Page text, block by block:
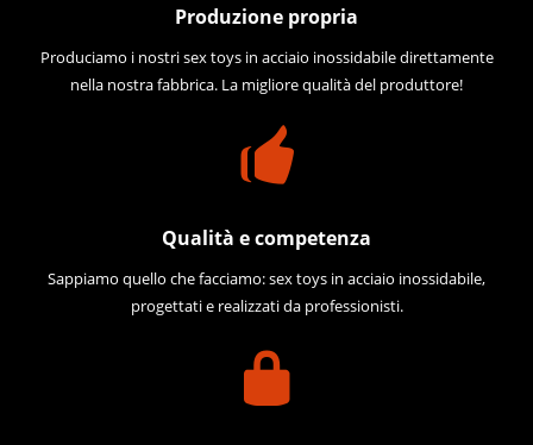
Produzione propria
Produciamo i nostri sex toys in acciaio inossidabile direttamente
nella nostra fabbrica. La migliore qualità del produttore!
Qualità e competenza
Sappiamo quello che facciamo: sex toys in acciaio inossidabile,
progettati e realizzati da professionisti.